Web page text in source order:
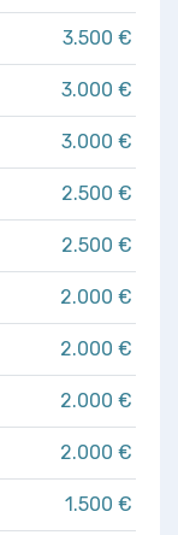
3.500 €
3.000 €
3.000 €
2.500 €
2.500 €
2.000 €
2.000 €
2.000 €
2.000 €
1.500 €